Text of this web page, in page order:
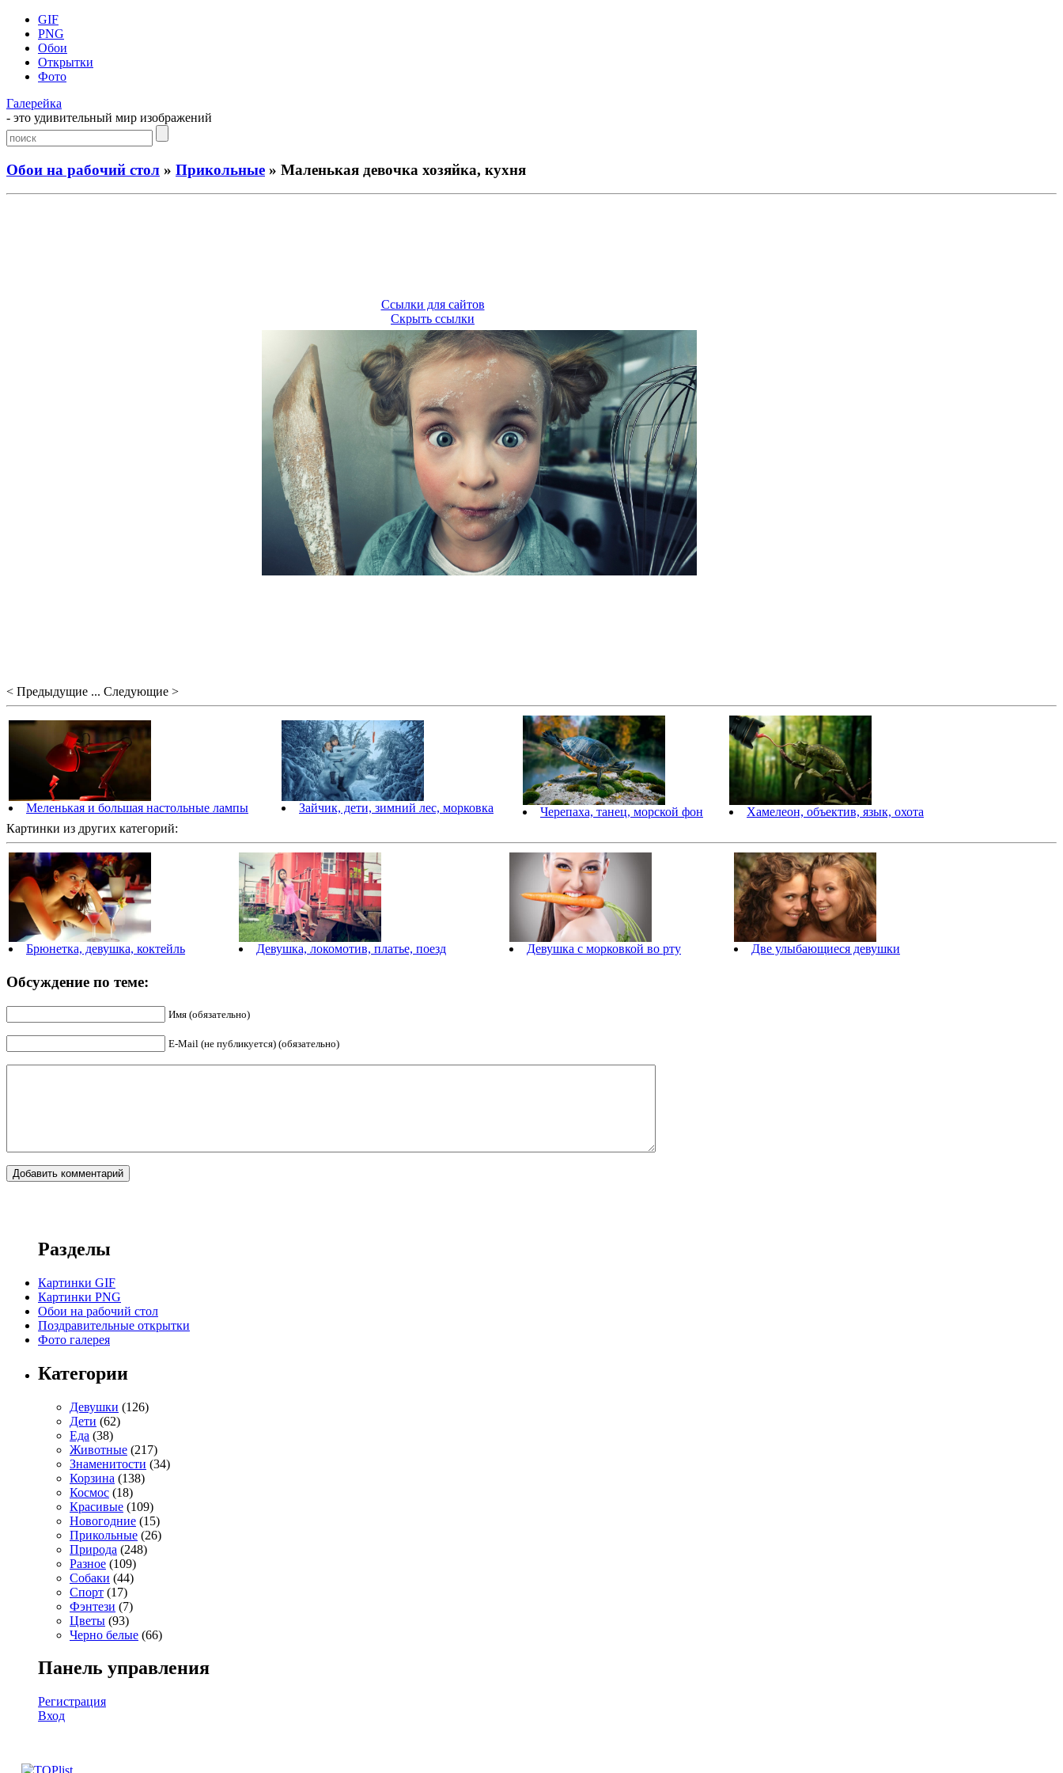
GIF
PNG
Обои
Открытки
Фото
Галерейка
- это удивительный мир изображений
Обои на рабочий стол » Прикольные » Маленькая девочка хозяйка, кухня
Ссылки для сайтов
Скрыть ссылки
< Предыдущие ... Следующие >
Меленькая и большая настольные лампы Зайчик, дети, зимний лес, морковка Черепаха, танец, морской фон
Хамелеон, объектив, язык, охота
Картинки из других категорий:
Брюнетка, девушка, коктейль Девушка, локомотив, платье, поезд Девушка с морковкой во рту Две улыбающиеся девушки
Обсуждение по теме:
Имя (обязательно)
E-Mail (не публикуется) (обязательно)
Разделы
Картинки GIF
Картинки PNG
Обои на рабочий стол
Поздравительные открытки
Фото галерея
Категории
Девушки (126)
Дети (62)
Еда (38)
Животные (217)
Знаменитости (34)
Корзина (138)
Космос (18)
Красивые (109)
Новогодние (15)
Прикольные (26)
Природа (248)
Разное (109)
Собаки (44)
Спорт (17)
Фэнтези (7)
Цветы (93)
Черно белые (66)
Панель управления
Регистрация
Вход